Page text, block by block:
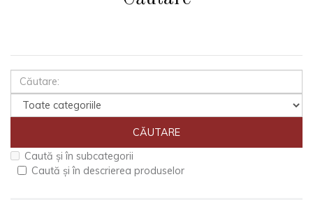
Caută și în subcategorii
Caută și în descrierea produselor